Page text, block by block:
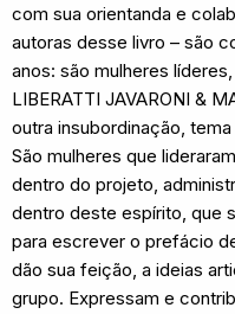
com sua orientanda e
autoras desse livro – são
anos: são mulheres
LIBERATTI JAVARONI &
outra insubordinação,
São mulheres que
dentro do projeto,
dentro deste espírito, que
para escrever o prefácio
dão sua feição, a ideias
grupo. Expressam e